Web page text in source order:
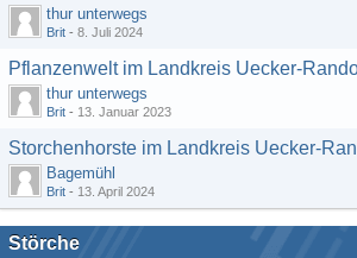
thur unterwegs
Brit - 8. Juli 2024
thur unterwegs
Brit - 13. Januar 2023
Bagemühl
Brit - 13. April 2024
Störche